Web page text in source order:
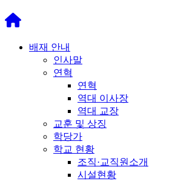
배재 안내
인사말
연혁
연혁
역대 이사장
역대 교장
교훈 및 상징
학당가
학교 현황
조직·교직원소개
시설현황